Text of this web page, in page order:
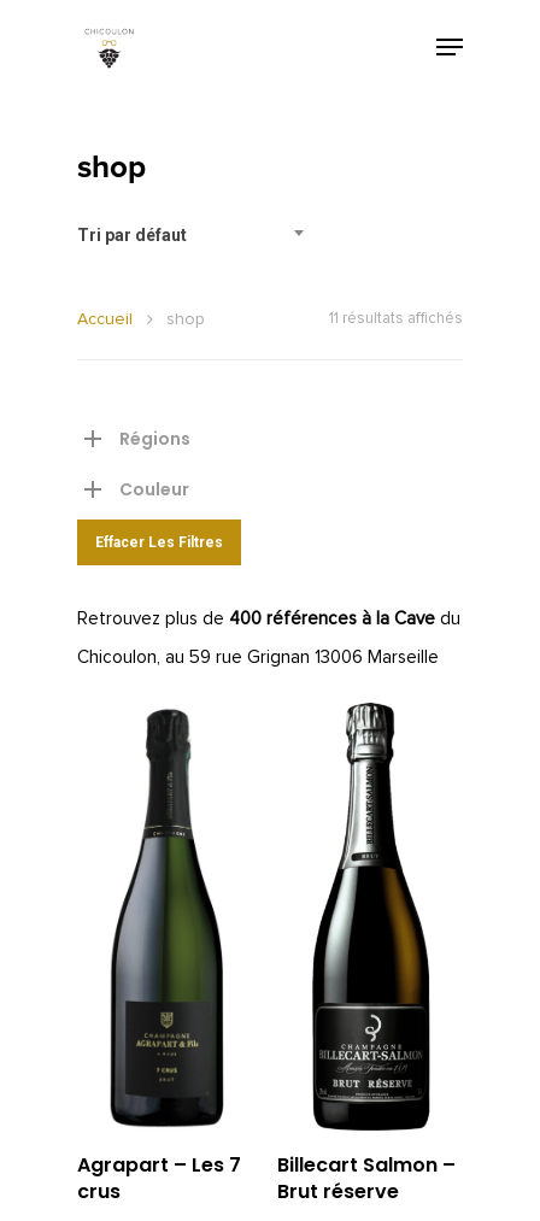
shop
Tri par défaut
11 résultats affichés
Accueil shop
Régions
Couleur
Effacer Les Filtres
Retrouvez plus de 400 références à la Cave du
Chicoulon, au 59 rue Grignan 13006 Marseille
Agrapart – Les 7
crus
Billecart Salmon –
Brut réserve